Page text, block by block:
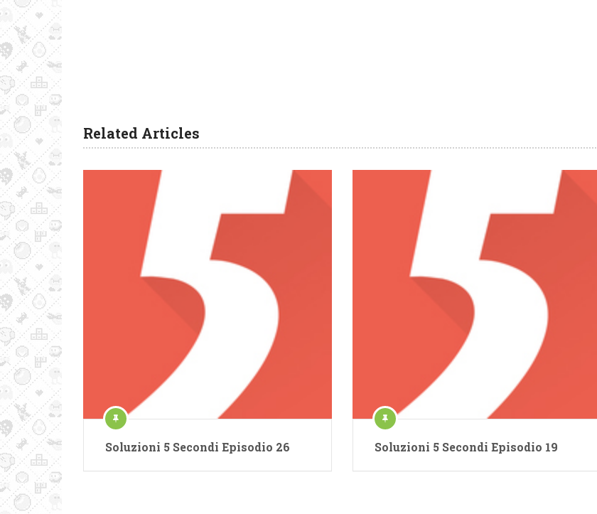
Related Articles
Soluzioni 5 Secondi Episodio 26 Soluzioni 5 Secondi Episodio 19